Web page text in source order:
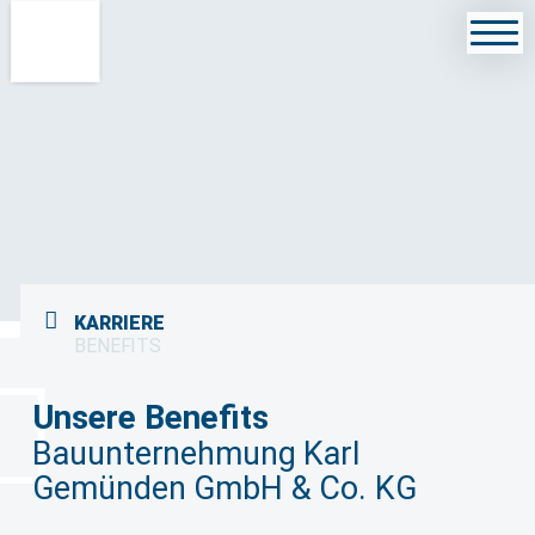
KARRIERE
BENEFITS
Unsere Benefits
Bauunternehmung Karl
Gemünden GmbH & Co. KG